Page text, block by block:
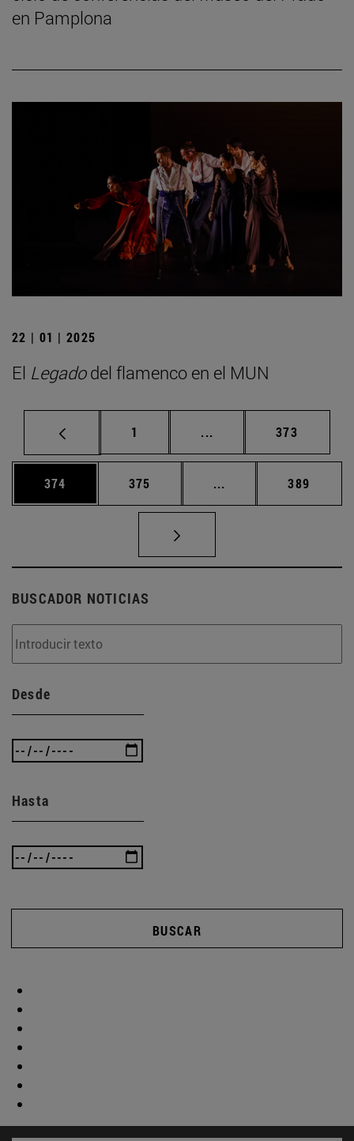
en Pamplona
22 | 01 | 2025
El Legadodel flamenco en el MUN
Página
1 ... Páginas intermedias
Página
373
Página
374 Página
375 ... Páginas intermedias
Página
389
BUSCADOR NOTICIAS
Desde
Hasta
BUSCAR